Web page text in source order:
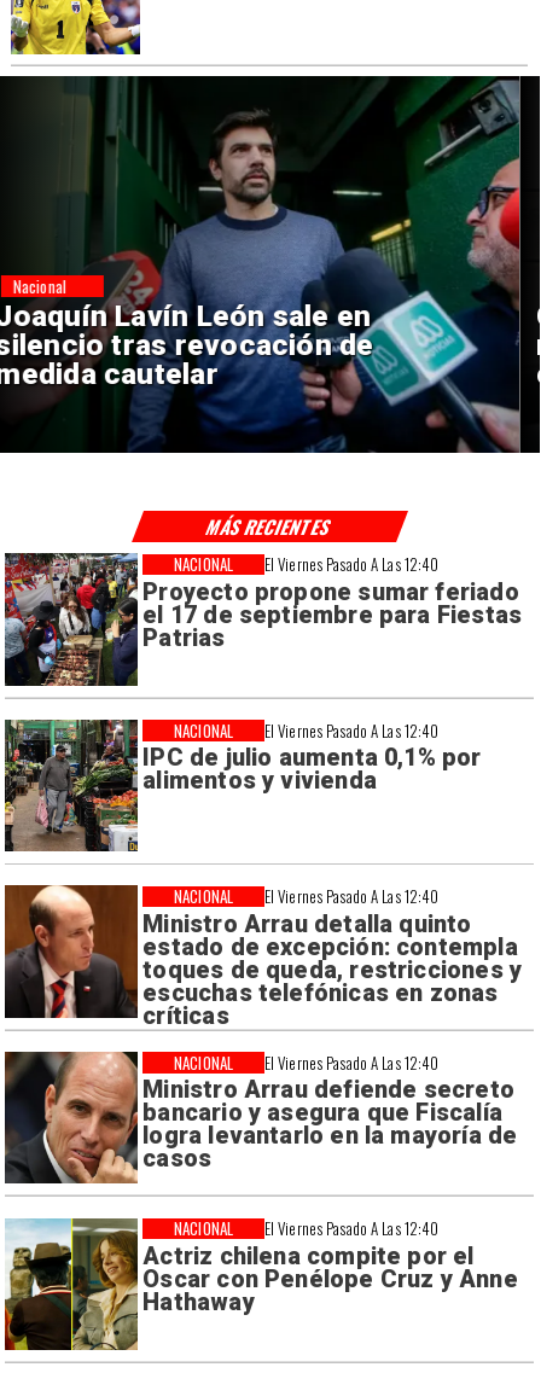
Chile y Venezuela formalizan
reinicio de relaciones
consulares
Nacional
El Viernes Pasado A Las 12:40
Proyecto propone sumar feriado
el 17 de septiembre para Fiestas
Patrias
NACIONAL
El Viernes Pasado A Las 12:40
IPC de julio aumenta 0,1% por
alimentos y vivienda
NACIONAL
El Viernes Pasado A Las 12:40
Ministro Arrau detalla quinto
estado de excepción: contempla
toques de queda, restricciones y
escuchas telefónicas en zonas
críticas
NACIONAL
El Viernes Pasado A Las 12:40
Ministro Arrau defiende secreto
bancario y asegura que Fiscalía
logra levantarlo en la mayoría de
casos
NACIONAL
El Viernes Pasado A Las 12:40
Actriz chilena compite por el
Oscar con Penélope Cruz y Anne
Hathaway
NACIONAL
MÁS RECIENTES